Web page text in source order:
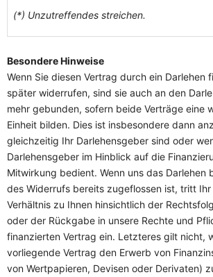
(*) Unzutreffendes streichen.
Besondere Hinweise
Wenn Sie diesen Vertrag durch ein Darlehen
später widerrufen, sind sie auch an den
mehr gebunden, sofern beide Verträge eine
Einheit bilden. Dies ist insbesondere dann
gleichzeitig Ihr Darlehensgeber sind oder
Darlehensgeber im Hinblick auf die
Mitwirkung bedient. Wenn uns das Darlehen
des Widerrufs bereits zugeflossen ist, tritt Ihr
Verhältnis zu Ihnen hinsichtlich der
oder der Rückgabe in unsere Rechte und
finanzierten Vertrag ein. Letzteres gilt nicht,
vorliegende Vertrag den Erwerb von
von Wertpapieren, Devisen oder Derivaten)